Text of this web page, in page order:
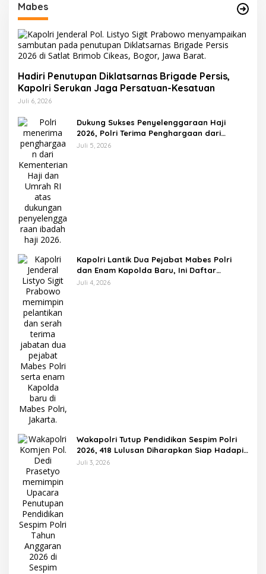
Mabes
Hadiri Penutupan Diklatsarnas Brigade Persis,
Kapolri Serukan Jaga Persatuan-Kesatuan
Juli 6, 2026
Dukung Sukses Penyelenggaraan Haji
2026, Polri Terima Penghargaan dari
Kemenhaj dan Umrah
Juli 5, 2026
Kapolri Lantik Dua Pejabat Mabes Polri
dan Enam Kapolda Baru, Ini Daftar
Lengkapnya
Juli 4, 2026
Wakapolri Tutup Pendidikan Sespim Polri
2026, 418 Lulusan Diharapkan Siap Hadapi
Tantangan Era Digital
Juli 3, 2026